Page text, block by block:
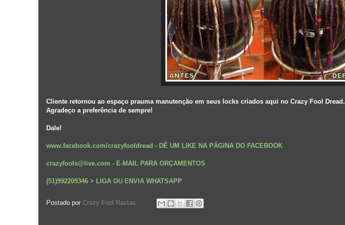
Cliente retornou ao espaço prauma manutenção em seus locks criados aqui no Crazy Fool Dread.
Agradeço a preferência de sempre!
Dale!
www.facebook.com/crazyfooldread - DÊ UM LIKE NA PÁGINA DO FACEBOOK
crazyfools@live.com - E-MAIL PARA ORÇAMENTOS
(51)992209346 > LIGA OU ENVIA WHATSAPP
Postado por Crazy Fool Rastas